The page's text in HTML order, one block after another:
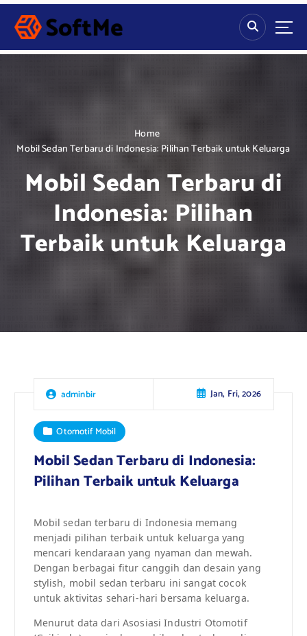
S
p
Home
Mobil Sedan Terbaru di Indonesia: Pilihan Terbaik untuk Keluarga
Mobil Sedan Terbaru di
Indonesia: Pilihan
Terbaik untuk Keluarga
adminbir Jan, Fri, 2026
Otomotif Mobil
Mobil Sedan Terbaru di Indonesia:
Pilihan Terbaik untuk Keluarga
Mobil sedan terbaru di Indonesia memang
menjadi pilihan terbaik untuk keluarga yang
mencari kendaraan yang nyaman dan mewah.
Dengan berbagai fitur canggih dan desain yang
stylish, mobil sedan terbaru ini sangat cocok
untuk aktivitas sehari-hari bersama keluarga.
Menurut data dari Asosiasi Industri Otomotif